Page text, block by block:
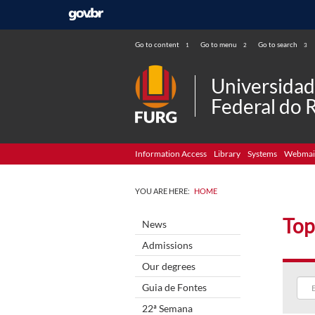
Go to content 1 Go to menu 2 Go to search 3
Federal do
Information Access Library Systems
YOU ARE HERE: HOME
News
Admissions
Our degrees
Guia de Fontes
22ª Semana